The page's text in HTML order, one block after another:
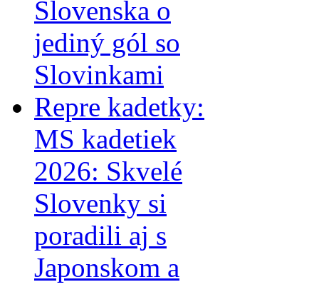
Slovenska o
jediný gól so
Slovinkami
Repre kadetky:
MS kadetiek
2026: Skvelé
Slovenky si
poradili aj s
Japonskom a